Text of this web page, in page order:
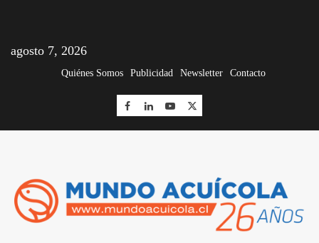
agosto 7, 2026
Quiénes Somos Publicidad Newsletter Contacto